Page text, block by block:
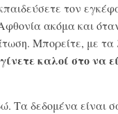
τον
ακόμα και
Μπορείτε, με τα
καλοί στο να
Τα δεδομένα είναι